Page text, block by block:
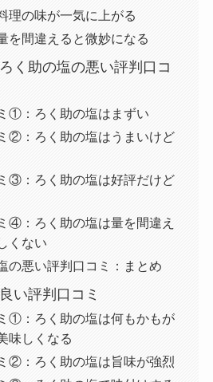
理の味が一気に上がる
を間違えると微妙になる
く助の塩の悪い評判口コ
①：ろく助の塩はまずい
②：ろく助の塩はうまいけど
③：ろく助の塩は好評だけど
④：ろく助の塩は量を間違え
くない
の悪い評判口コミ：まとめ
い評判口コミ
①：ろく助の塩は何もかもが
味しくなる
②：ろく助の塩は旨味が強烈